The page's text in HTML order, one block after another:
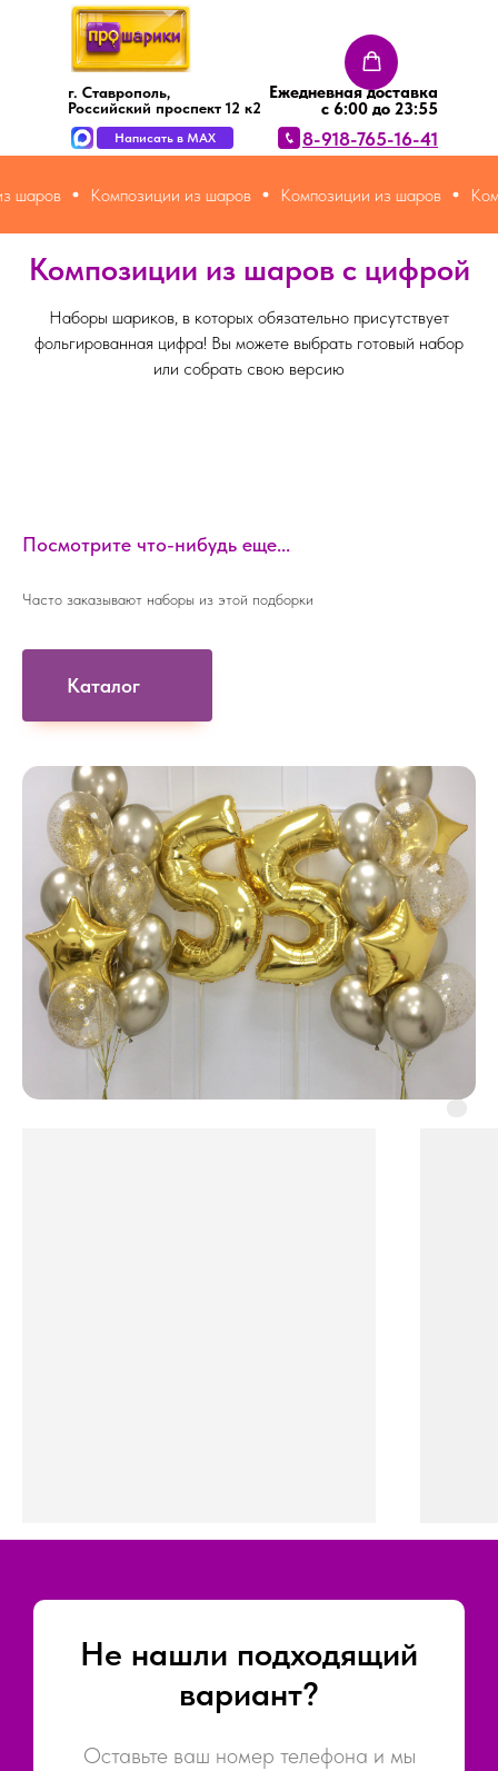
КОНТАКТЫО НАС ПОСТЫ
В
О
П
Р
О
С
-
ОТ
В
Е
ТОТЗЫВЫ
Ежедневная доставка
с 6:00 до 23:55
Политика конфиденциальностиСайт носит ознакомительный характер и не является офертой
8-918-765-16-41
г. Ставрополь,
Российский проспект 12 к2
Написать в MAX
Композиции из шаров Композиции из шаров
Композиции из шаров с цифрой
Наборы шариков, в которых обязательно присутствует
фольгированная цифра! Вы можете выбрать готовый набор
или собрать свою версию
Посмотрите что-нибудь еще...
Часто заказывают наборы из этой подборки
Каталог
Не нашли подходящий
вариант?
Оставьте ваш номер телефона и мы